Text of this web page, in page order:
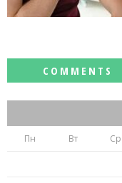
Пн Вт Ср